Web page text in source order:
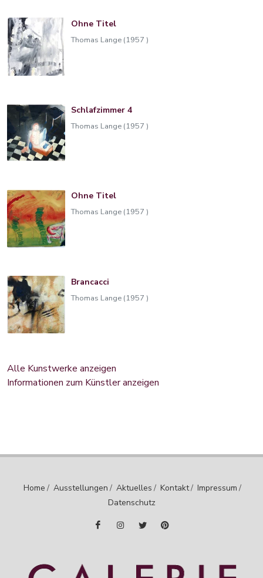
Ohne Titel
Thomas Lange (1957 )
Schlafzimmer 4
Thomas Lange (1957 )
Ohne Titel
Thomas Lange (1957 )
Brancacci
Thomas Lange (1957 )
Alle Kunstwerke anzeigen
Informationen zum Künstler anzeigen
Home / Ausstellungen / Aktuelles / Kontakt/ Impressum /
Datenschutz